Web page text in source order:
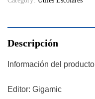
Descripción
Información del producto
Editor: Gigamic